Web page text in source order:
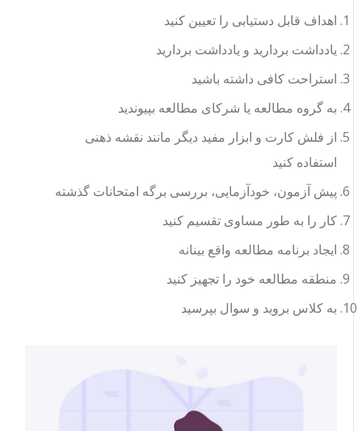
اهداف قابل دستیابی را تعیین کنید
یادداشت بردارید و یادداشت بردارید
استراحت کافی داشته باشید
به گروه مطالعه یا شرکای مطالعه بپیوندید
از فلش کارت و ابزار مفید دیگر مانند نقشه ذهنی
استفاده کنید
پیش آزمون، خودآزمایی، بررسی برگه امتحانات گذشته
کار را به طور مساوی تقسیم کنید
ایجاد برنامه مطالعه واقع بینانه
منطقه مطالعه خود را تجهیز کنید
به کلاس بروید و سوال بپرسید